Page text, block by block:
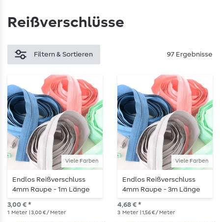
Reißverschlüsse
Filtern & Sortieren 97 Ergebnisse
Viele Farben
Endlos Reißverschluss
4mm Raupe - 1m Länge
3,00 € *
1 Meter | 3,00 € / Meter
Viele Farben
Endlos Reißverschluss
4mm Raupe - 3m Länge
4,68 € *
3 Meter | 1,56 € / Meter